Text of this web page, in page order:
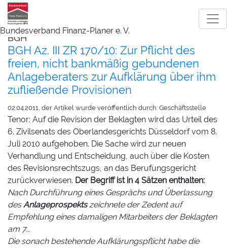
Bundesverband Finanz-Planer e. V.
BGH
BGH Az. III ZR 170/10: Zur Pflicht des
freien, nicht bankmäßig gebundenen
Anlageberaters zur Aufklärung über ihm
zufließende Provisionen
02.04.2011, der Artikel wurde veröffentlich durch: Geschäftsstelle
Tenor: Auf die Revision der Beklagten wird das Urteil des
6. Zivilsenats des Oberlandesgerichts Düsseldorf vom 8.
Juli 2010 aufgehoben. Die Sache wird zur neuen
Verhandlung und Entscheidung, auch über die Kosten
des Revisionsrechtszugs, an das Berufungsgericht
zurückverwiesen. Der Begriff ist in 4 Sätzen enthalten:
Nach Durchführung eines Gesprächs und Überlassung
desAnlageprospektszeichnete der Zedent auf
Empfehlung eines damaligen Mitarbeiters der Beklagten
am 7...
Die sonach bestehende Aufklärungspflicht habe die